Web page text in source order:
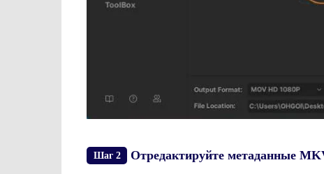
Шаг 2 Отредактируйте метаданные